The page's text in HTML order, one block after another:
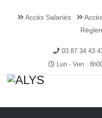
Accès Salariés
03 87 34 43
Lun - Ven :